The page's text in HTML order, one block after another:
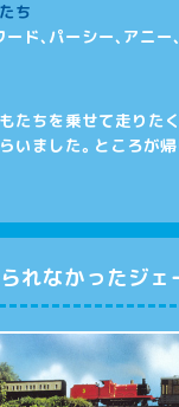
ち
ド、パーシー、アニー
たちを乗せて走りた
いました。ところが
れなかったジェ